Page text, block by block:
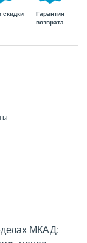
скидки
Гарантия
возврата
МКАД: